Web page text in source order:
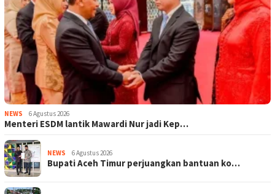
NEWS 6 Agustus 2026
Menteri ESDM lantik Mawardi Nur jadi Kep…
NEWS 6 Agustus 2026
Bupati Aceh Timur perjuangkan bantuan ko…